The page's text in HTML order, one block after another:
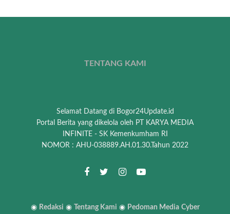
TENTANG KAMI
Selamat Datang di Bogor24Update.id
Portal Berita yang dikelola oleh PT KARYA MEDIA
INFINITE - SK Kemenkumham RI
NOMOR : AHU-038889.AH.01.30.Tahun 2022
◉ Redaksi ◉ Tentang Kami ◉ Pedoman Media Cyber